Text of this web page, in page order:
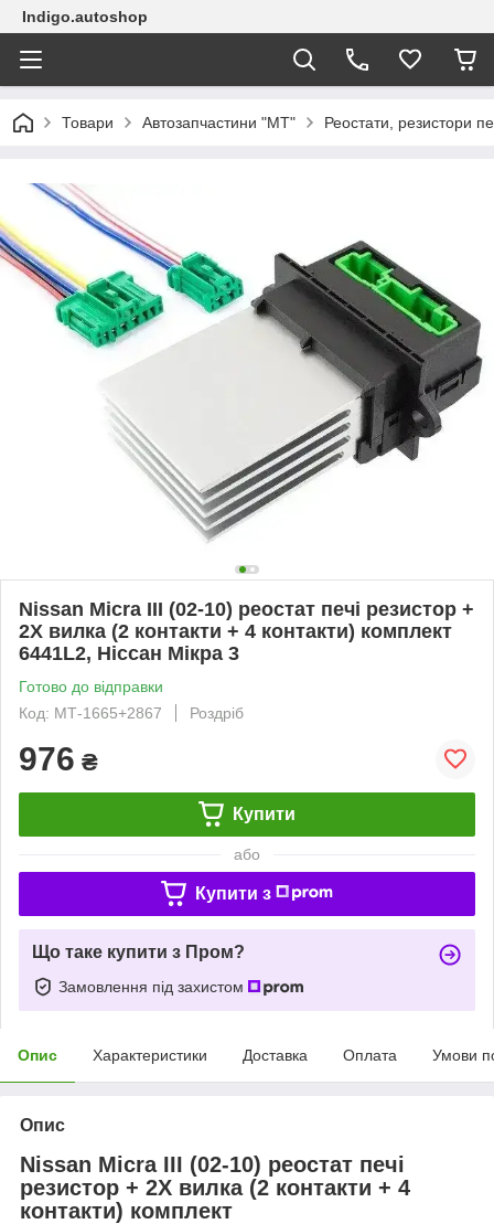
Indigo.autoshop
Товари Автозапчастини "МТ" Реостати, резистори
Nissan Micra III (02-10) реостат печі резистор +
2X вилка (2 контакти + 4 контакти) комплект
6441L2, Ніссан Мікра 3
Готово до відправки
Код: МТ-1665+2867
Роздріб
976 ₴
Купити
або
Купити з
Що таке купити з Пром?
Замовлення під захистом
Опис Характеристики Доставка Оплата Умови
Опис
Nissan Micra III (02-10) реостат печі
резистор + 2X вилка (2 контакти + 4
контакти) комплект